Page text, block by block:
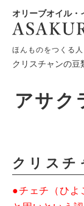
オリーブオイル・
ほんものをつくる
HOME お知ら
クリスチャンの豆
アサク
クリスチ
●チェチ（ひよ